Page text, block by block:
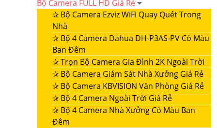
Bộ Camera FULL HD Giá Rẻ
✰ Bộ Camera Ezviz WiFi Quay Quét Trong
Nhà
✰ Bộ 4 Camera Dahua DH-P3AS-PV Có Màu
Ban Đêm
✰Trọn Bộ Camera Gia Đình 2K Ngoài Trời
✰ Bộ Camera Giám Sát Nhà Xưởng Giá Rẻ
✰ Bộ Camera KBVISION Văn Phòng Giá Rẻ
✰ Bộ 4 Camera Ngoài Trời Giá Rẻ
✰ Bộ 4 Camera Nhà Xưởng Có Màu Ban
Đêm